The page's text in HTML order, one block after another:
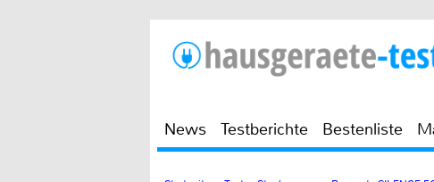
News Testberichte Bestenliste